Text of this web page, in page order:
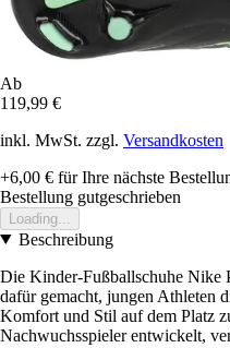
Ab
119,99 €
inkl. MwSt. zzgl. Versandkosten
+6,00 € für Ihre nächste
Bestellung gutgeschrieben
Loading...
Beschreibung
Die Kinder-Fußballschuhe Nike
dafür gemacht, jungen Athleten
Komfort und Stil auf dem Platz
Nachwuchsspieler entwickelt,